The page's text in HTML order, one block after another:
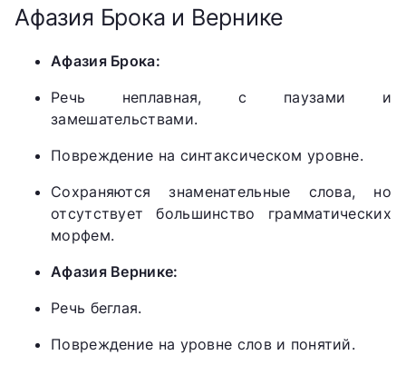
Афазия Брока и Вернике
Афазия Брока:
Речь неплавная, с паузами и
замешательствами.
Повреждение на синтаксическом уровне.
Сохраняются знаменательные слова, но
отсутствует большинство грамматических
морфем.
Афазия Вернике:
Речь беглая.
Повреждение на уровне слов и понятий.